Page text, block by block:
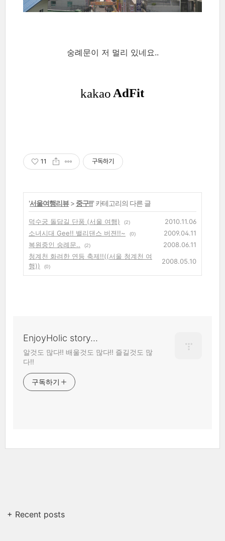
숭례문이 저 멀리 있네요..
11 구독하기
'서울여행리뷰> 중구!!' 카테고리의 다른 글
덕수궁 돌담길 단풍 (서울 여행) (2)
2010.11.06
소녀시대 Gee!! 밸리댄스 버젼!!~
(0)
2009.04.11
복원중인 숭례문..
(2)
2008.06.11
청계천 화려한 연등 축제!!((서울 청계천 여
행))
(0)
2008.05.10
EnjoyHolic story...
알것도 많다!! 배울것도 많다!! 즐길것도 많
다!!
구독하기
+ Recent posts